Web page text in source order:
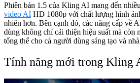
Phiên bản 1.5 của Kling AI mang đến
video AI HD 1080p với chất lượng hình
nhiên hơn. Bên cạnh đó, các nâng cấp về
dùng không chỉ cải thiện hiệu suất mà còn
tổng thể cho cả người dùng sáng tạo và
Tính năng mới trong Kling